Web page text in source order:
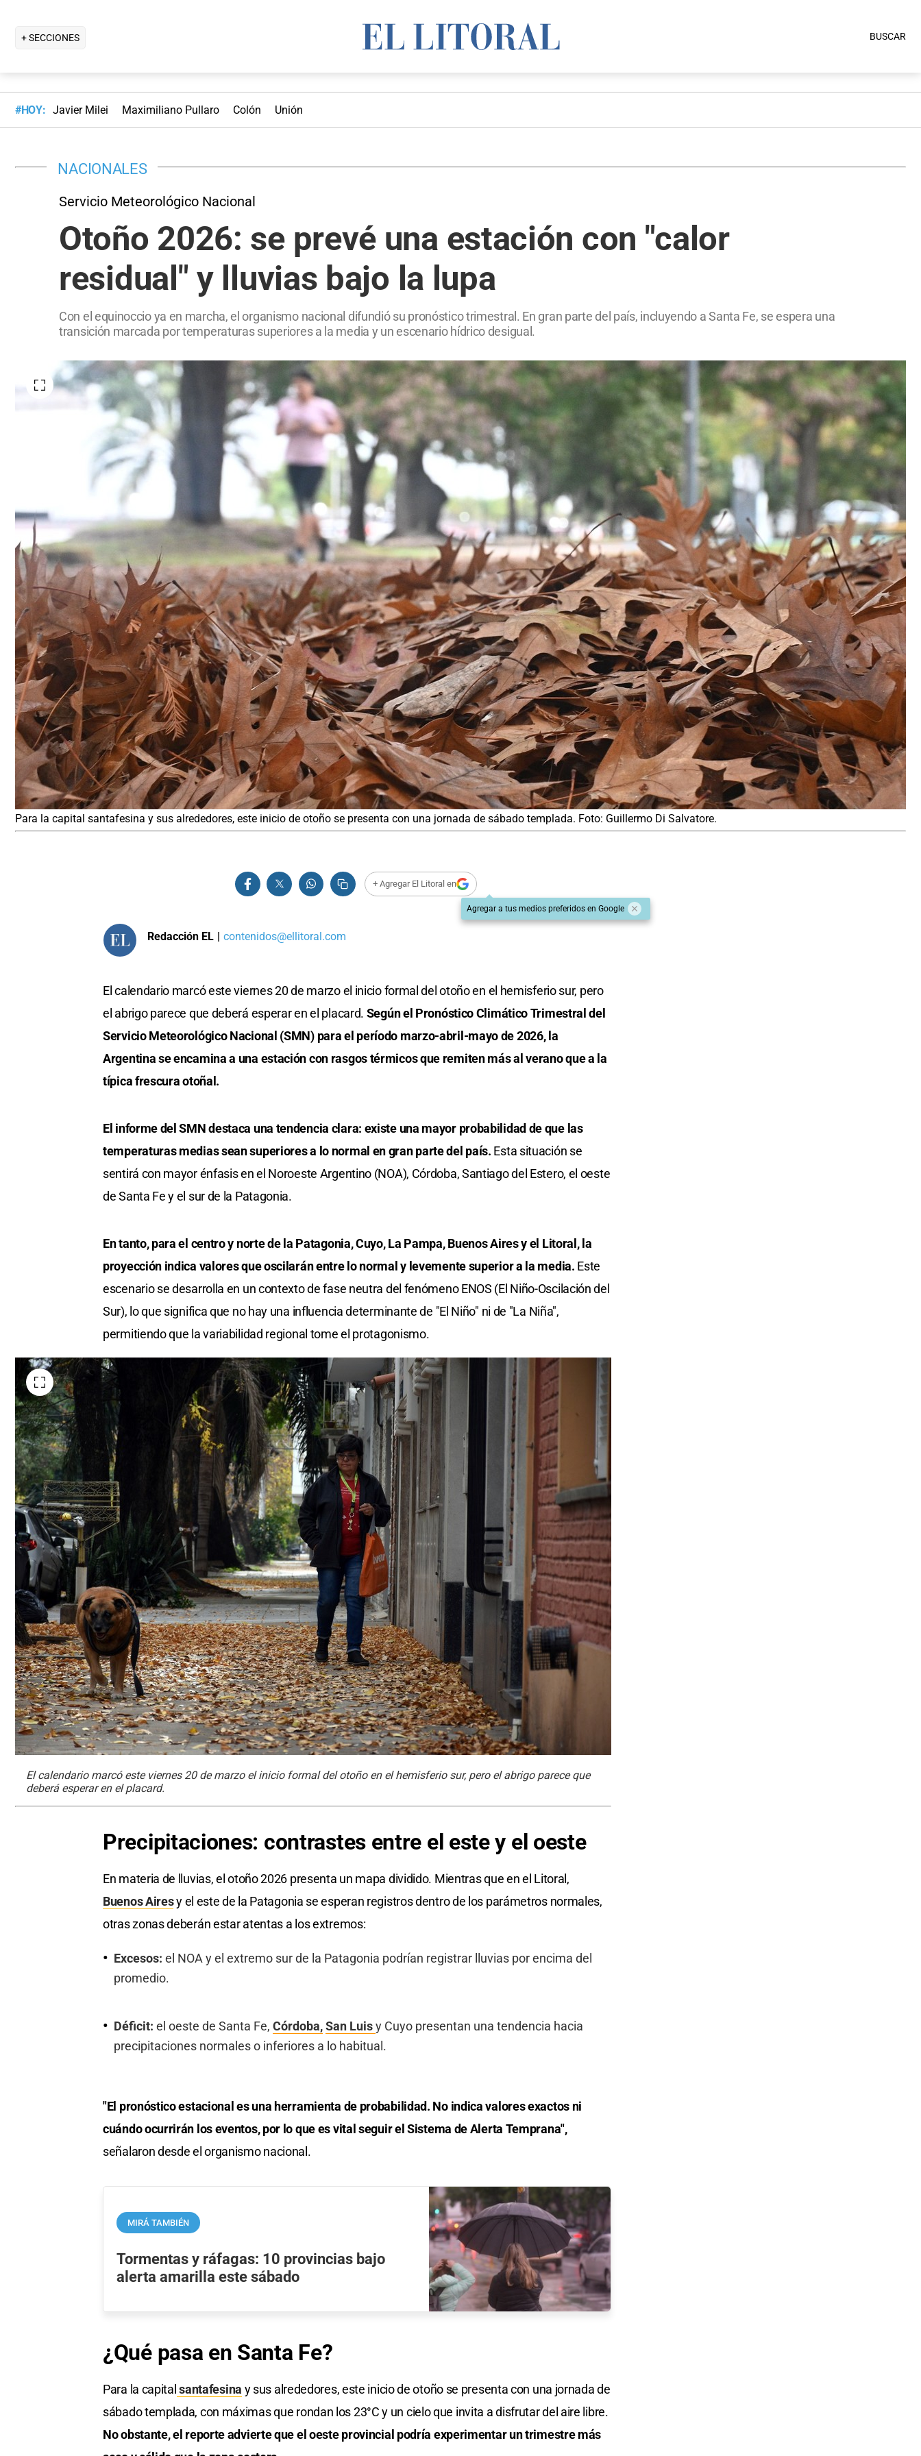
+ SECCIONES BUSCAR
#HOY: Javier Milei Maximiliano Pullaro Colón Unión
NACIONALES
Servicio Meteorológico Nacional
Otoño 2026: se prevé una estación con "calor
residual" y lluvias bajo la lupa
Con el equinoccio ya en marcha, el organismo nacional difundió su pronóstico trimestral. En gran parte del país, incluyendo a Santa Fe, se espera una
transición marcada por temperaturas superiores a la media y un escenario hídrico desigual.
Para la capital santafesina y sus alrededores, este inicio de otoño se presenta con una jornada de sábado templada. Foto: Guillermo Di Salvatore.
+ Agregar El Litoral en
Agregar a tus medios preferidos en Google
Redacción EL | contenidos@ellitoral.com
El calendario marcó este viernes 20 de marzo el inicio formal del otoño en el hemisferio sur, pero
el abrigo parece que deberá esperar en el placard. Según el Pronóstico Climático Trimestral del
Servicio Meteorológico Nacional (SMN) para el período marzo-abril-mayo de 2026, la
Argentina se encamina a una estación con rasgos térmicos que remiten más al verano que a la
típica frescura otoñal.
El informe del SMN destaca una tendencia clara: existe una mayor probabilidad de que las
temperaturas medias sean superiores a lo normal en gran parte del país. Esta situación se
sentirá con mayor énfasis en el Noroeste Argentino (NOA), Córdoba, Santiago del Estero, el oeste
de Santa Fe y el sur de la Patagonia.
En tanto, para el centro y norte de la Patagonia, Cuyo, La Pampa, Buenos Aires y el Litoral, la
proyección indica valores que oscilarán entre lo normal y levemente superior a la media. Este
escenario se desarrolla en un contexto de fase neutra del fenómeno ENOS (El Niño-Oscilación del
Sur), lo que significa que no hay una influencia determinante de "El Niño" ni de "La Niña",
permitiendo que la variabilidad regional tome el protagonismo.
El calendario marcó este viernes 20 de marzo el inicio formal del otoño en el hemisferio sur, pero el abrigo parece que
deberá esperar en el placard.
Precipitaciones: contrastes entre el este y el oeste
En materia de lluvias, el otoño 2026 presenta un mapa dividido. Mientras que en el Litoral,
Buenos Airesy el este de la Patagonia se esperan registros dentro de los parámetros normales,
otras zonas deberán estar atentas a los extremos:
Excesos: el NOA y el extremo sur de la Patagonia podrían registrar lluvias por encima del
promedio.
Déficit: el oeste de Santa Fe, Córdoba, San Luis y Cuyo presentan una tendencia hacia
precipitaciones normales o inferiores a lo habitual.
"El pronóstico estacional es una herramienta de probabilidad. No indica valores exactos ni
cuándo ocurrirán los eventos, por lo que es vital seguir el Sistema de Alerta Temprana",
señalaron desde el organismo nacional.
MIRÁ TAMBIÉN
Tormentas y ráfagas: 10 provincias bajo
alerta amarilla este sábado
¿Qué pasa en Santa Fe?
Para la capitalsantafesina y sus alrededores, este inicio de otoño se presenta con una jornada de
sábado templada, con máximas que rondan los 23°C y un cielo que invita a disfrutar del aire libre.
No obstante, el reporte advierte que el oeste provincial podría experimentar un trimestre más